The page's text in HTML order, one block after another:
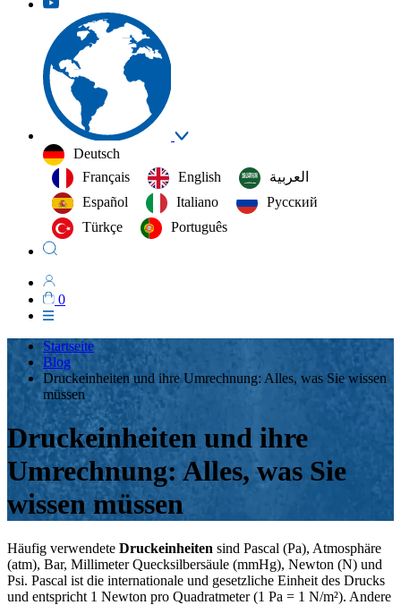
Deutsch
Français
English
العربية‏
Español
Italiano
Русский
Türkçe
Português
0
Startseite
Blog
Druckeinheiten und ihre Umrechnung: Alles, was Sie wissen
müssen
Druckeinheiten und ihre
Umrechnung: Alles, was Sie
wissen müssen
Häufig verwendete Druckeinheiten sind Pascal (Pa), Atmosphäre
(atm), Bar, Millimeter Quecksilbersäule (mmHg), Newton (N) und
Psi. Pascal ist die internationale und gesetzliche Einheit des Drucks
und entspricht 1 Newton pro Quadratmeter (1 Pa = 1 N/m²). Andere